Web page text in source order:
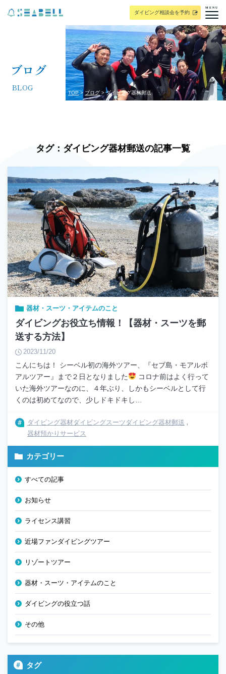
ダイビング相談会を予約
MENU
ブログ
BLOG TOP ブログ ダイビング器材郵送
タグ：ダイビング器材郵送の記事一覧
器材・スーツ・アイテムのこと
ダイビングお役立ち情報！【器材・スーツを郵
送する方法】
2023/11/20
こんにちは！ シーベル初の海外ツアー、『セブ島・モアルボ
アルツアー』まで２日となりました
コロナ前はよく行って
いた海外ツアーなのに、４年ぶり、しかもシーベルとして行
くのは初めてなので、少しドキドキし…
ダイビング器材ダイビングスーツ ダイビング器材郵送
器材預かりサービス
カテゴリー
すべての記事
お知らせ
ライセンス講習
近場ファンダイビングツアー
リゾートツアー
器材・スーツ・アイテムのこと
ダイビングの役立つ話
その他
タグ